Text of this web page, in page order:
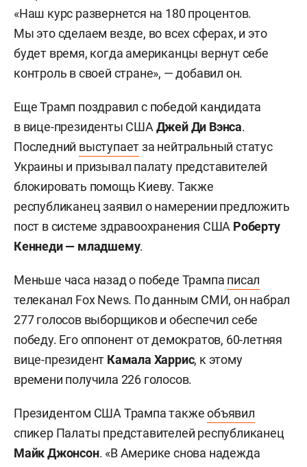
«Наш курс развернется на 180 процентов.
Мы это сделаем везде, во всех сферах, и это
будет время, когда американцы вернут себе
контроль в своей стране», — добавил он.
Еще Трамп поздравил с победой кандидата
в вице-президенты США Джей Ди Вэнса.
Последний выступаетза нейтральный статус
Украины и призывал палату представителей
блокировать помощь Киеву. Также
республиканец заявил о намерении предложить
пост в системе здравоохранения США Роберту
Кеннеди — младшему.
Меньше часа назад о победе Трампа писал
телеканал Fox News. По данным СМИ, он набрал
277 голосов выборщиков и обеспечил себе
победу. Его оппонент от демократов, 60-летняя
вице-президент Камала Харрис, к этому
времени получила 226 голосов.
Президентом США Трампа такжеобъявил
спикер Палаты представителей республиканец
Майк Джонсон. «В Америке снова надежда